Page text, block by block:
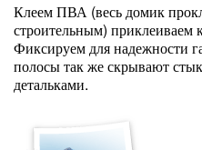
Клеем ПВА (весь домик
строительным) приклеиваем
Фиксируем для надежности
полосы так же скрывают
детальками.